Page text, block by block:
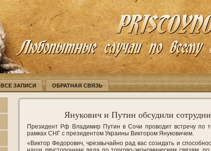
ВСЕ ЗАПИСИ ОБРАТНАЯ СВЯЗЬ
Янукович и Путин обсудили
Президент Рф Владимир Путин в Сочи проводит встречу по
рамках СНГ с президентом Украины Виктором Януковичем.
«Виктор Федорович, чрезвычайно рад вас созидать и